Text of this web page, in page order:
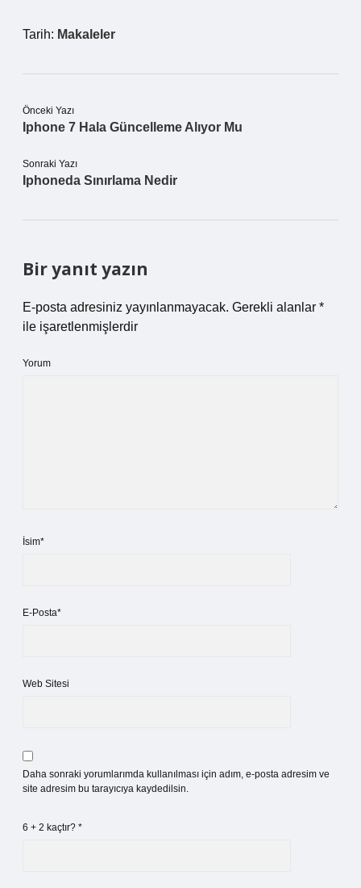
Tarih: Makaleler
Önceki Yazı
Iphone 7 Hala Güncelleme Alıyor Mu
Sonraki Yazı
Iphoneda Sınırlama Nedir
Bir yanıt yazın
E-posta adresiniz yayınlanmayacak. Gerekli alanlar *
ile işaretlenmişlerdir
Yorum
İsim*
E-Posta*
Web Sitesi
Daha sonraki yorumlarımda kullanılması için adım, e-posta adresim ve
site adresim bu tarayıcıya kaydedilsin.
6 + 2 kaçtır? *